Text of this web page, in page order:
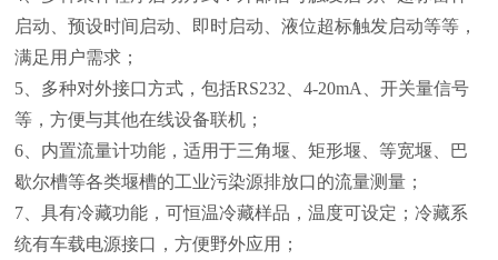
启动、预设时间启动、即时启动、液位超标触发启动等等，
满足用户需求；
5、多种对外接口方式，包括RS232、4-20mA、开关量信号
等，方便与其他在线设备联机；
6、内置流量计功能，适用于三角堰、矩形堰、等宽堰、巴
歇尔槽等各类堰槽的工业污染源排放口的流量测量；
7、具有冷藏功能，可恒温冷藏样品，温度可设定；冷藏系
统有车载电源接口，方便野外应用；